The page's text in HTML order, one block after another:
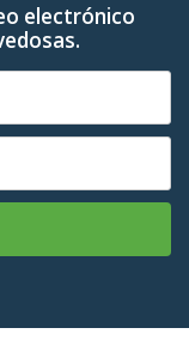
electrónico